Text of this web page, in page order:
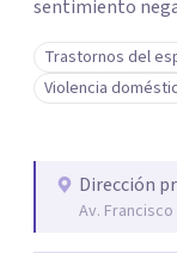
sentimiento
Trastornos del
Violencia
Dirección
Av.